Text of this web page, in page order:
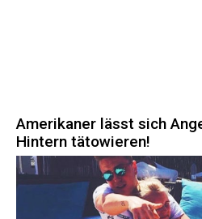
Amerikaner lässt sich
Hintern tätowieren!